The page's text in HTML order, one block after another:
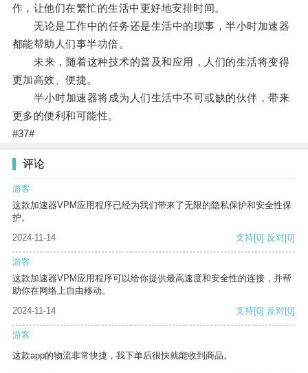
作，让他们在繁忙的生活中更好地安排时间。
无论是工作中的任务还是生活中的琐事，半小时加速器
都能帮助人们事半功倍。
未来，随着这种技术的普及和应用，人们的生活将变得
更加高效、便捷。
半小时加速器将成为人们生活中不可或缺的伙伴，带来
更多的便利和可能性。
#37#
评论
游客
这款加速器VPM应用程序已经为我们带来了无限的隐私保护和安全性保
护。
2024-11-14
支持[0] 反对[0]
游客
这款加速器VPM应用程序可以给你提供最高速度和安全性的连接，并帮
助你在网络上自由移动。
2024-11-14
支持[0] 反对[0]
游客
这款app的物流非常快捷，我下单后很快就能收到商品。